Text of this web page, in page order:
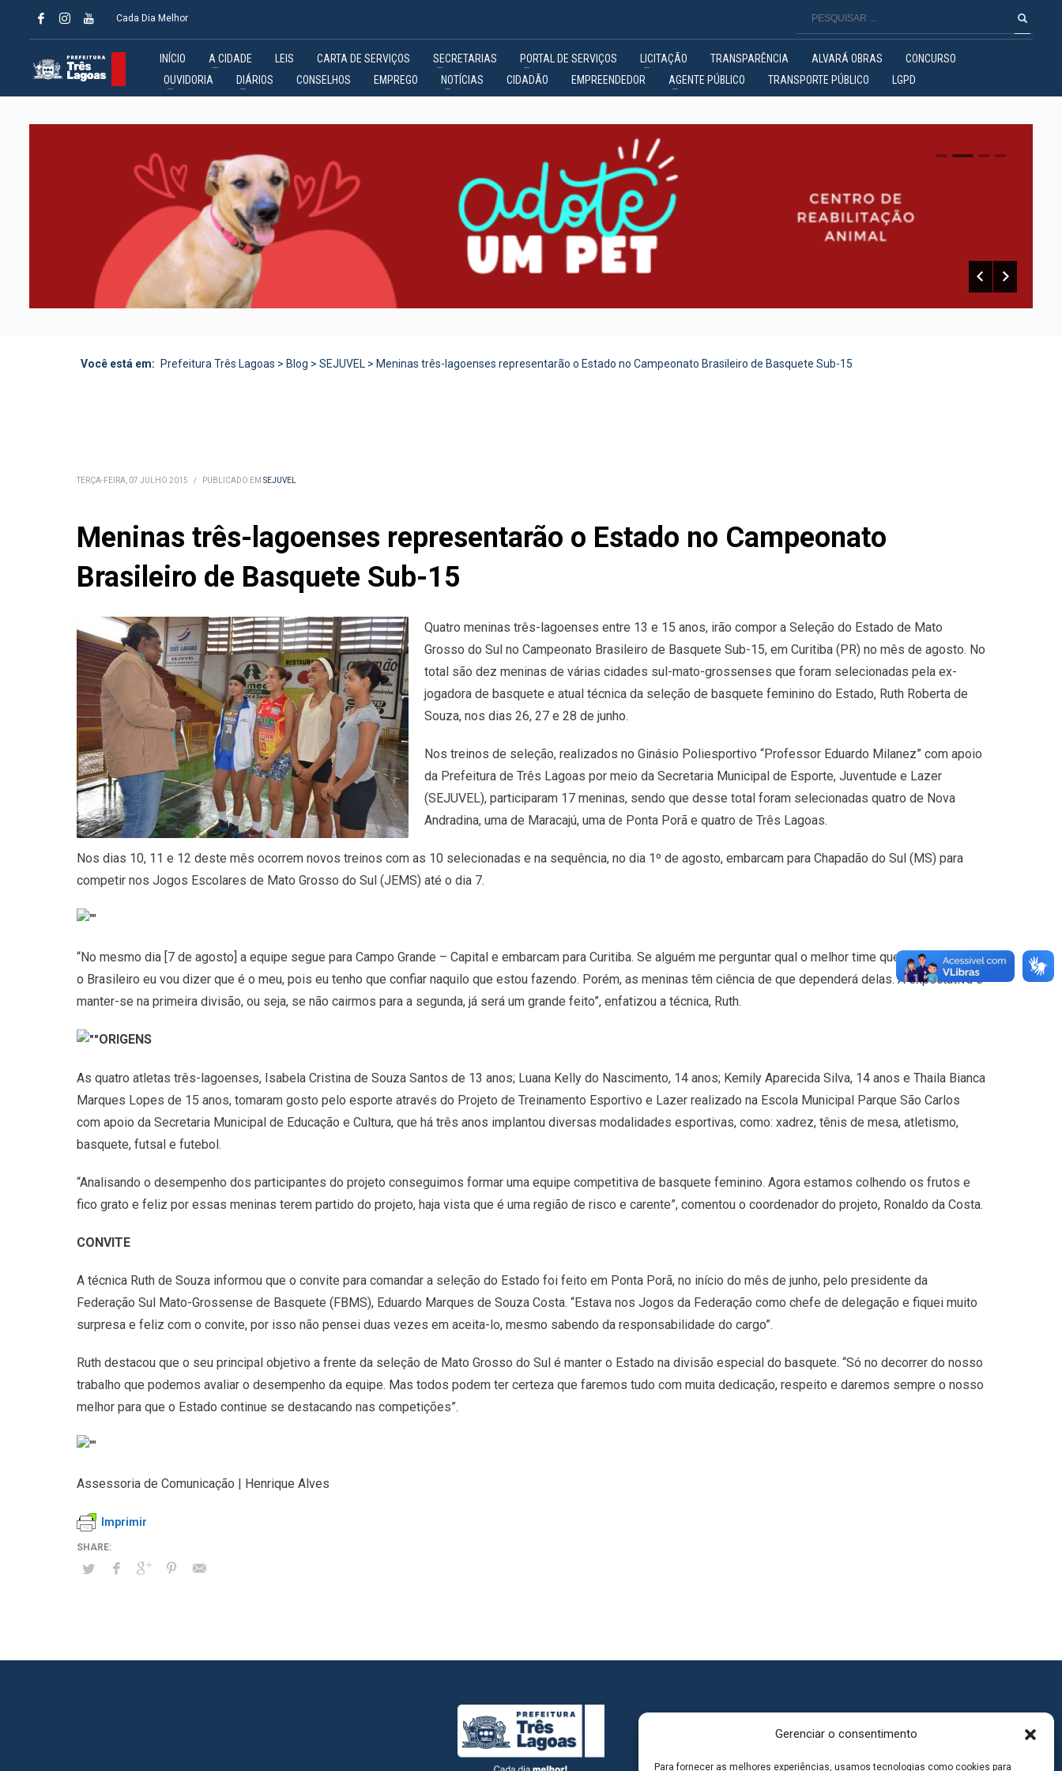
Gerenciar o consentimento
Para fornecer as melhores experiências, usamos tecnologias como cookies para
Cada Dia Melhor
INÍCIO A CIDADE LEIS CARTA DE SERVIÇOS SECRETARIAS PORTAL DE SERVIÇOS LICITAÇÃO TRANSPARÊNCIA ALVARÁ OBRAS
CONCURSO
OUVIDORIA
DIÁRIOS CONSELHOS EMPREGO NOTÍCIAS CIDADÃO EMPREENDEDOR AGENTE PÚBLICO TRANSPORTE PÚBLICO LGPD
0 1 2
Você está em: Prefeitura Três Lagoas > Blog > SEJUVEL > Meninas três-lagoenses representarão o Estado no Campeonato Brasileiro de Basquete Sub-15
TERÇA-FEIRA, 07 JULHO 2015 / PUBLICADO EM SEJUVEL
Meninas três-lagoenses representarão o Estado no Campeonato
Brasileiro de Basquete Sub-15
Quatro meninas três-lagoenses entre 13 e 15 anos, irão compor a Seleção do Estado de Mato
Grosso do Sul no Campeonato Brasileiro de Basquete Sub-15, em Curitiba (PR) no mês de agosto. No
total são dez meninas de várias cidades sul-mato-grossenses que foram selecionadas pela ex-
jogadora de basquete e atual técnica da seleção de basquete feminino do Estado, Ruth Roberta de
Souza, nos dias 26, 27 e 28 de junho.
Nos treinos de seleção, realizados no Ginásio Poliesportivo “Professor Eduardo Milanez” com apoio
da Prefeitura de Três Lagoas por meio da Secretaria Municipal de Esporte, Juventude e Lazer
(SEJUVEL), participaram 17 meninas, sendo que desse total foram selecionadas quatro de Nova
Andradina, uma de Maracajú, uma de Ponta Porã e quatro de Três Lagoas.
Nos dias 10, 11 e 12 deste mês ocorrem novos treinos com as 10 selecionadas e na sequência, no dia 1º de agosto, embarcam para Chapadão do Sul (MS) para
competir nos Jogos Escolares de Mato Grosso do Sul (JEMS) até o dia 7.
“No mesmo dia [7 de agosto] a equipe segue para Campo Grande – Capital e embarcam para Curitiba. Se alguém me perguntar qual o melhor time que está indo para
o Brasileiro eu vou dizer que é o meu, pois eu tenho que confiar naquilo que estou fazendo. Porém, as meninas têm ciência de que dependerá delas. A expectativa é
manter-se na primeira divisão, ou seja, se não cairmos para a segunda, já será um grande feito”, enfatizou a técnica, Ruth.
ORIGENS
As quatro atletas três-lagoenses, Isabela Cristina de Souza Santos de 13 anos; Luana Kelly do Nascimento, 14 anos; Kemily Aparecida Silva, 14 anos e Thaila Bianca
Marques Lopes de 15 anos, tomaram gosto pelo esporte através do Projeto de Treinamento Esportivo e Lazer realizado na Escola Municipal Parque São Carlos
com apoio da Secretaria Municipal de Educação e Cultura, que há três anos implantou diversas modalidades esportivas, como: xadrez, tênis de mesa, atletismo,
basquete, futsal e futebol.
“Analisando o desempenho dos participantes do projeto conseguimos formar uma equipe competitiva de basquete feminino. Agora estamos colhendo os frutos e
fico grato e feliz por essas meninas terem partido do projeto, haja vista que é uma região de risco e carente”, comentou o coordenador do projeto, Ronaldo da Costa.
CONVITE
A técnica Ruth de Souza informou que o convite para comandar a seleção do Estado foi feito em Ponta Porã, no início do mês de junho, pelo presidente da
Federação Sul Mato-Grossense de Basquete (FBMS), Eduardo Marques de Souza Costa. “Estava nos Jogos da Federação como chefe de delegação e fiquei muito
surpresa e feliz com o convite, por isso não pensei duas vezes em aceita-lo, mesmo sabendo da responsabilidade do cargo”.
Ruth destacou que o seu principal objetivo a frente da seleção de Mato Grosso do Sul é manter o Estado na divisão especial do basquete. “Só no decorrer do nosso
trabalho que podemos avaliar o desempenho da equipe. Mas todos podem ter certeza que faremos tudo com muita dedicação, respeito e daremos sempre o nosso
melhor para que o Estado continue se destacando nas competições”.
Assessoria de Comunicação | Henrique Alves
Imprimir